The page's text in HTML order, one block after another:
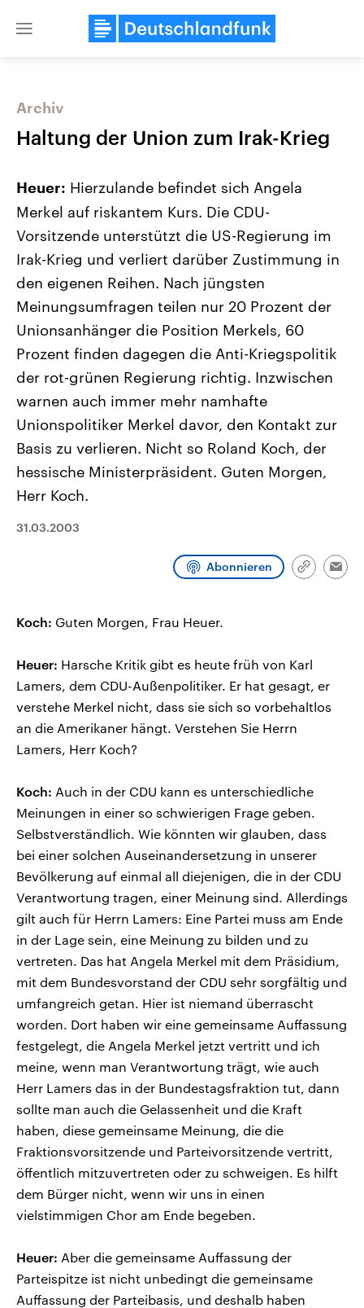
Close
Landtagswahl Sachsen-Anhalt
Alle Informationen
Sachsen-Anhalt wählt am 6.
September 2026 einen neuen
Landtag. Seit 2021 wird das
Bundesland von einer Koalition aus
CDU, SPD und FDP regiert.-
Umfragen, Prognosen,
Wahlprogramme, aktuelle Berichte
und Kandidaten der anstehenden
Wahl.
USA
Hintergründe
Wirtschaftlich und
gehören die Vereinigten
den mächtigsten Ländern
mit großem Einfluss auf
aktuelle Weltgeschehen.
Audio-Archiv
Archiv
Haltung der Union zum Irak-Krieg
Heuer: Hierzulande befindet sich Angela
Merkel auf riskantem Kurs. Die CDU-
Vorsitzende unterstützt die US-Regierung im
Irak-Krieg und verliert darüber Zustimmung in
den eigenen Reihen. Nach jüngsten
Meinungsumfragen teilen nur 20 Prozent der
Unionsanhänger die Position Merkels, 60
Prozent finden dagegen die Anti-Kriegspolitik
der rot-grünen Regierung richtig. Inzwischen
warnen auch immer mehr namhafte
Unionspolitiker Merkel davor, den Kontakt zur
Basis zu verlieren. Nicht so Roland Koch, der
hessische Ministerpräsident. Guten Morgen,
Herr Koch.
31.03.2003
Abonnieren
Link
Koch: Guten Morgen, Frau Heuer.
Heuer: Harsche Kritik gibt es heute früh von Karl
Lamers, dem CDU-Außenpolitiker. Er hat gesagt, er
verstehe Merkel nicht, dass sie sich so vorbehaltlos
an die Amerikaner hängt. Verstehen Sie Herrn
Lamers, Herr Koch?
Koch: Auch in der CDU kann es unterschiedliche
Meinungen in einer so schwierigen Frage geben.
Selbstverständlich. Wie könnten wir glauben, dass
bei einer solchen Auseinandersetzung in unserer
Bevölkerung auf einmal all diejenigen, die in der CDU
Verantwortung tragen, einer Meinung sind. Allerdings
gilt auch für Herrn Lamers: Eine Partei muss am Ende
in der Lage sein, eine Meinung zu bilden und zu
vertreten. Das hat Angela Merkel mit dem Präsidium,
mit dem Bundesvorstand der CDU sehr sorgfältig und
umfangreich getan. Hier ist niemand überrascht
worden. Dort haben wir eine gemeinsame Auffassung
festgelegt, die Angela Merkel jetzt vertritt und ich
meine, wenn man Verantwortung trägt, wie auch
Herr Lamers das in der Bundestagsfraktion tut, dann
sollte man auch die Gelassenheit und die Kraft
haben, diese gemeinsame Meinung, die die
Fraktionsvorsitzende und Parteivorsitzende vertritt,
öffentlich mitzuvertreten oder zu schweigen. Es hilft
dem Bürger nicht, wenn wir uns in einen
vielstimmigen Chor am Ende begeben.
Heuer: Aber die gemeinsame Auffassung der
Parteispitze ist nicht unbedingt die gemeinsame
Auffassung der Parteibasis, und deshalb haben